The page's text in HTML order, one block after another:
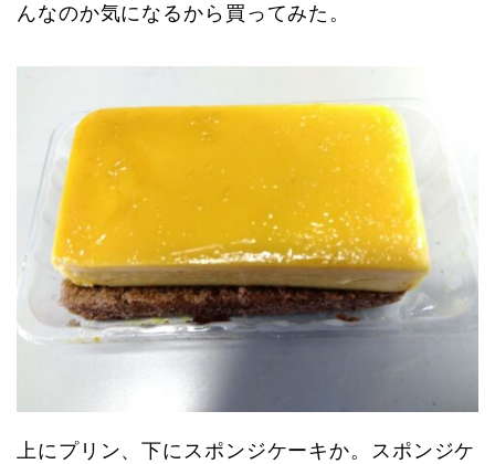
んなのか気になるから買ってみた。
上にプリン、下にスポンジケーキか。スポンジケ